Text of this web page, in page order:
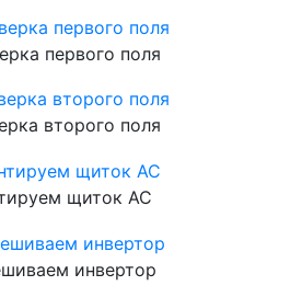
первого поля
второго поля
щиток АС
инвертор